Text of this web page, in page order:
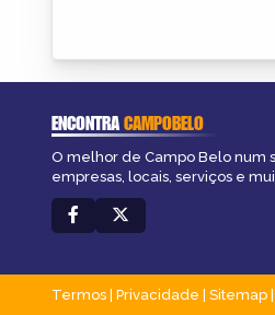
ENCONTRACAMPOBELO
O melhor de Campo Belo num
empresas, locais, serviços e
Termos Privacidade Sitemap